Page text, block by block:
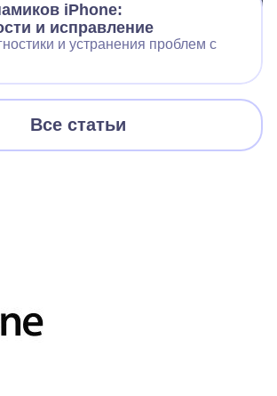
iPhone:
и исправление
и устранения проблем с
Все статьи